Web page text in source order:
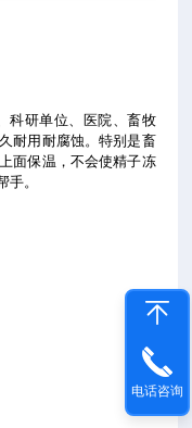
科研单位、医院、畜牧
耐用耐腐蚀。特别是畜
面保温，不会使精子冻
手。
电话咨询